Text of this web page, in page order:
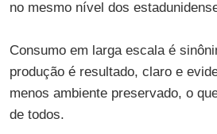
no mesmo nível dos
Consumo em larga escala é
produção é resultado, claro e
menos ambiente preservado, o
de todos.